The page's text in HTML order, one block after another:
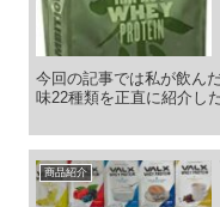
今回の記事では私が飲ん
味22種類を正直に紹介し
商品紹介